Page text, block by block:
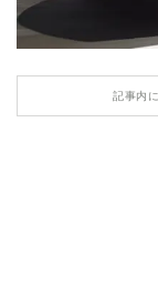
【PORSCHE
HONDA
記事内